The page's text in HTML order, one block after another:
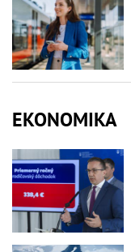
EKONOMIKA